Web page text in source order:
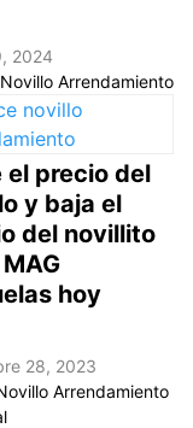
2024
Arrendamiento
el precio del
y baja el
del novillito
hoy
28, 2023
Arrendamiento